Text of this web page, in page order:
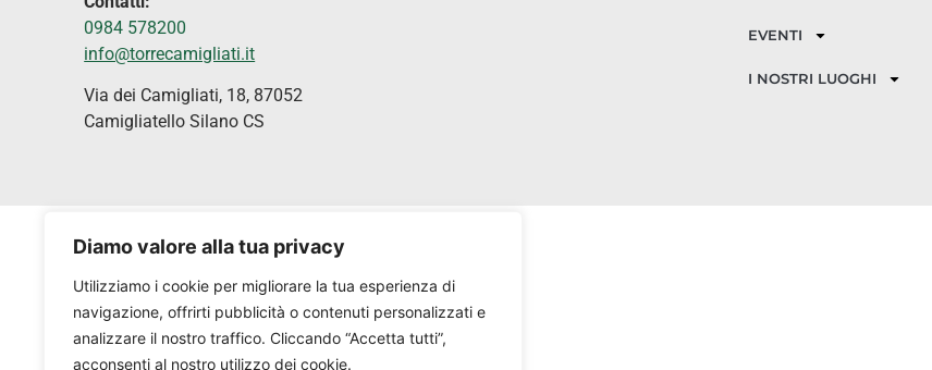
Diamo valore alla tua privacy
Utilizziamo i cookie per migliorare la tua esperienza di
navigazione, offrirti pubblicità o contenuti personalizzati e
analizzare il nostro traffico. Cliccando “Accetta tutti”,
acconsenti al nostro utilizzo dei cookie.
0984 578200
info@torrecamigliati.it
Via dei Camigliati, 18, 87052
Camigliatello Silano CS
EVENTI
I NOSTRI LUOGHI